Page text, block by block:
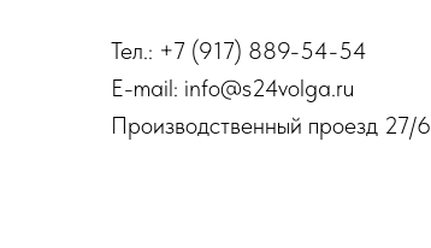
Тел.: +7 (917) 889-54-54
E-mail: info@s24volga.ru
Производственный проезд 27/6